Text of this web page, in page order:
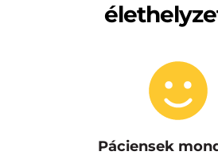
Páciensek